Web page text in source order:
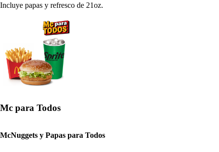
Incluye papas y refresco de 21oz.
Mc para Todos
McNuggets y Papas para Todos